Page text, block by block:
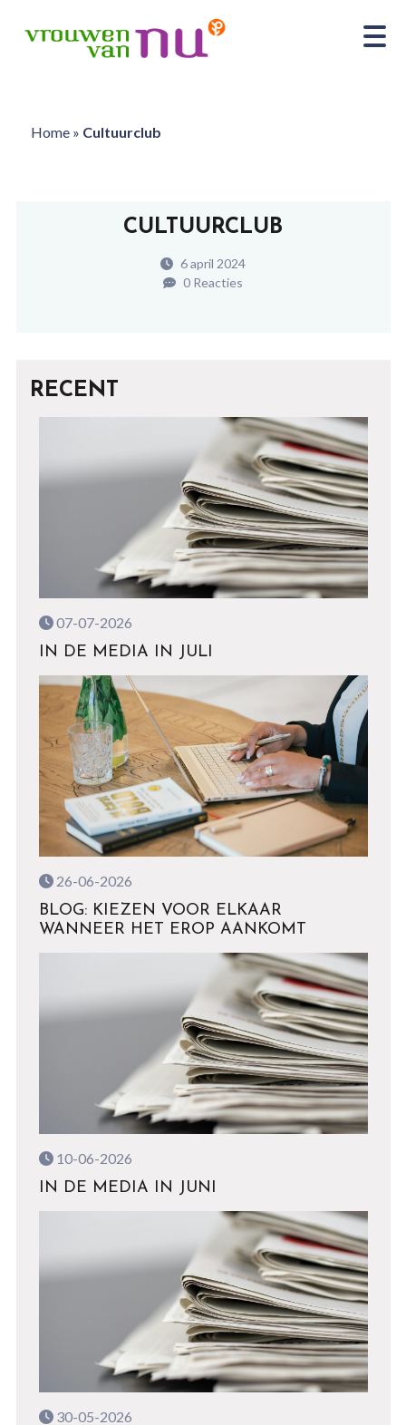
Home» Cultuurclub
CULTUURCLUB
6 april 2024
0 Reacties
RECENT
07-07-2026
IN DE MEDIA IN JULI
26-06-2026
BLOG: KIEZEN VOOR ELKAAR
WANNEER HET EROP AANKOMT
10-06-2026
IN DE MEDIA IN JUNI
30-05-2026